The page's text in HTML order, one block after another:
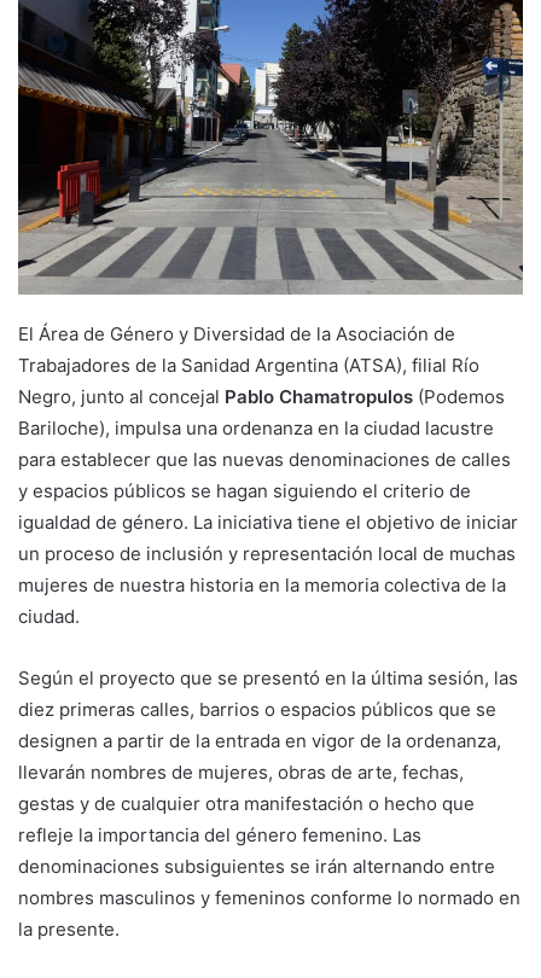
El Área de Género y Diversidad de la Asociación de
Trabajadores de la Sanidad Argentina (ATSA), filial Río
Negro, junto al concejal Pablo Chamatropulos (Podemos
Bariloche), impulsa una ordenanza en la ciudad lacustre
para establecer que las nuevas denominaciones de calles
y espacios públicos se hagan siguiendo el criterio de
igualdad de género. La iniciativa tiene el objetivo de iniciar
un proceso de inclusión y representación local de muchas
mujeres de nuestra historia en la memoria colectiva de la
ciudad.
Según el proyecto que se presentó en la última sesión, las
diez primeras calles, barrios o espacios públicos que se
designen a partir de la entrada en vigor de la ordenanza,
llevarán nombres de mujeres, obras de arte, fechas,
gestas y de cualquier otra manifestación o hecho que
refleje la importancia del género femenino. Las
denominaciones subsiguientes se irán alternando entre
nombres masculinos y femeninos conforme lo normado en
la presente.